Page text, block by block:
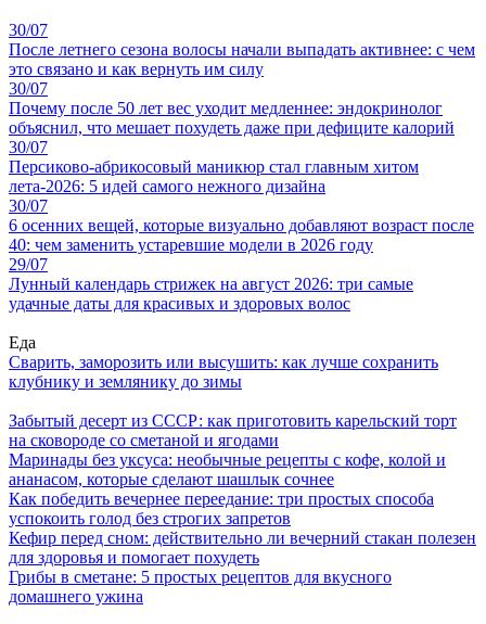
30/07
После летнего сезона волосы начали выпадать активнее: с чем
это связано и как вернуть им силу
30/07
Почему после 50 лет вес уходит медленнее: эндокринолог
объяснил, что мешает похудеть даже при дефиците калорий
30/07
Персиково-абрикосовый маникюр стал главным хитом
лета-2026: 5 идей самого нежного дизайна
30/07
6 осенних вещей, которые визуально добавляют возраст после
40: чем заменить устаревшие модели в 2026 году
29/07
Лунный календарь стрижек на август 2026: три самые
удачные даты для красивых и здоровых волос
Еда
Сварить, заморозить или высушить: как лучше сохранить
клубнику и землянику до зимы
Забытый десерт из СССР: как приготовить карельский торт
на сковороде со сметаной и ягодами
Маринады без уксуса: необычные рецепты с кофе, колой и
ананасом, которые сделают шашлык сочнее
Как победить вечернее переедание: три простых способа
успокоить голод без строгих запретов
Кефир перед сном: действительно ли вечерний стакан полезен
для здоровья и помогает похудеть
Грибы в сметане: 5 простых рецептов для вкусного
домашнего ужина